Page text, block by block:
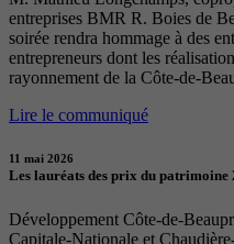
entreprises BMR R. Boies de
soirée rendra hommage à des
entrepreneurs dont les
rayonnement de la Côte-de-
Lire le communiqué
11 mai 2026
Les lauréats des prix du patrimoine
Développement Côte-de-
Capitale-Nationale et